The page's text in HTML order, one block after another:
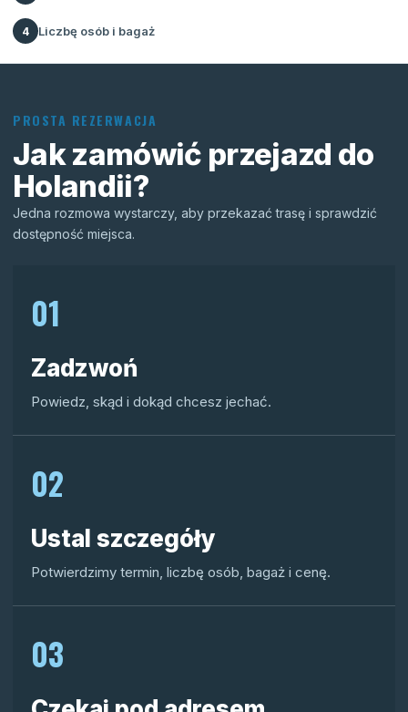
4 Liczbę osób i bagaż
PROSTA REZERWACJA
Jak zamówić przejazd do
Holandii?
Jedna rozmowa wystarczy, aby przekazać trasę i sprawdzić
dostępność miejsca.
01
Zadzwoń
Powiedz, skąd i dokąd chcesz jechać.
02
Ustal szczegóły
Potwierdzimy termin, liczbę osób, bagaż i cenę.
03